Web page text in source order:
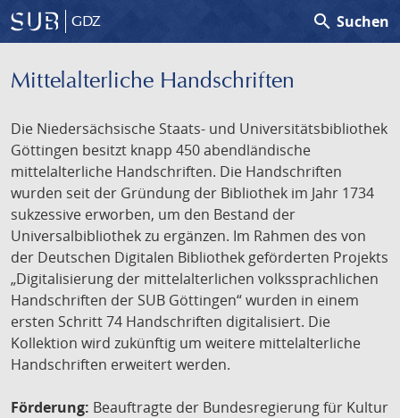
GDZ search Suchen
Mittelalterliche Handschriften
Die Niedersächsische Staats- und Universitätsbibliothek
Göttingen besitzt knapp 450 abendländische
mittelalterliche Handschriften. Die Handschriften
wurden seit der Gründung der Bibliothek im Jahr 1734
sukzessive erworben, um den Bestand der
Universalbibliothek zu ergänzen. Im Rahmen des von
der Deutschen Digitalen Bibliothek geförderten Projekts
„Digitalisierung der mittelalterlichen volkssprachlichen
Handschriften der SUB Göttingen“ wurden in einem
ersten Schritt 74 Handschriften digitalisiert. Die
Kollektion wird zukünftig um weitere mittelalterliche
Handschriften erweitert werden.
Förderung: Beauftragte der Bundesregierung für Kultur